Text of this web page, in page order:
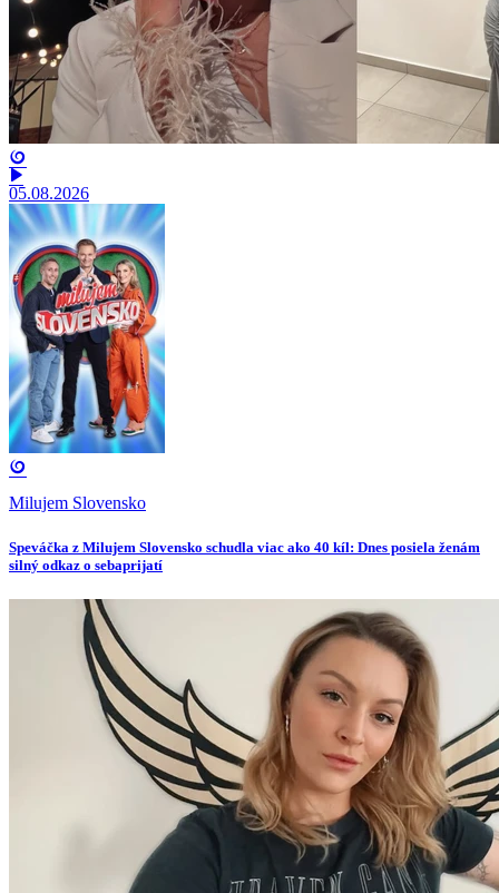
05.08.2026
Milujem Slovensko
Speváčka z Milujem Slovensko schudla viac ako 40 kíl: Dnes posiela ženám
silný odkaz o sebaprijatí